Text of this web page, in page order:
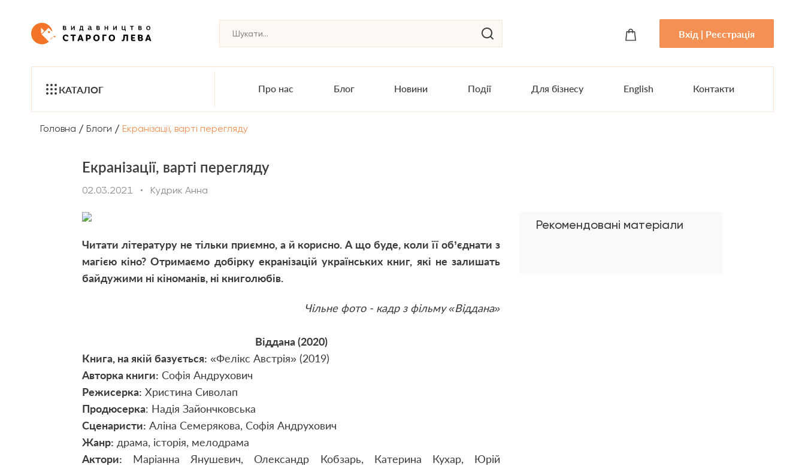
Вхід | Реєстрація
КАТАЛОГ Про нас Блог Новини Події Для бізнесу English Контакти
Головна / Блоги / Екранізації, варті перегляду
Екранізації, варті перегляду
02.03.2021 • Кудрик Анна
Читати літературу не тільки приємно, а й корисно. А що буде, коли її об’єднати з
магією кіно? Отримаємо добірку екранізацій українських книг, які не залишать
байдужими ні кіноманів, ні книголюбів.
Чільне фото - кадр з фільму«Віддана»
Віддана (2020)
Книга, на якій базується: «Фелікс Австрія» (2019)
Авторка книги: Софія Андрухович
Режисерка: Христина Сиволап
Продюсерка: Надія Зайончковська
Сценаристи: Аліна Семерякова, Софія Андрухович
Жанр: драма, історія, мелодрама
Актори: Маріанна Янушевич, Олександр Кобзарь, Катерина Кухар, Юрій
Рекомендовані матеріали